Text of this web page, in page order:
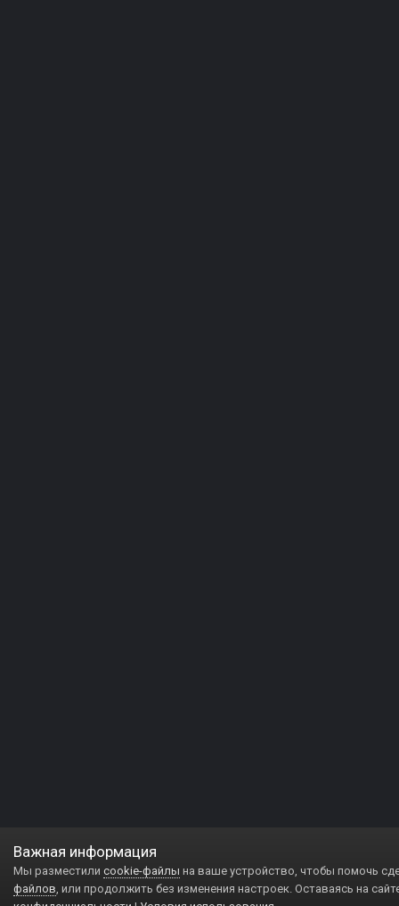
Важная информация
Мы разместили cookie-файлы на ваше устройство, чтобы помочь
файлов, или продолжить без изменения настроек. Оставаясь на